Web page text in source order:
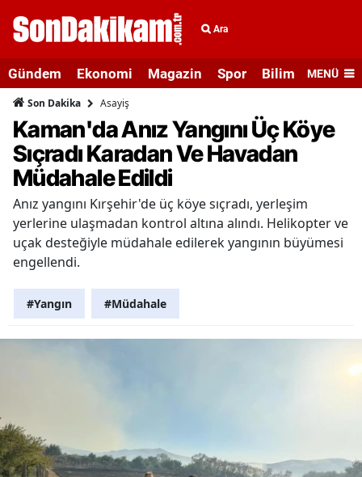
Ara
Gündem Ekonomi Magazin Spor Bilim veMENÜ
Son Dakika Asayiş
Kaman'da Anız Yangını Üç Köye
Sıçradı Karadan Ve Havadan
Müdahale Edildi
Anız yangını Kırşehir'de üç köye sıçradı, yerleşim
yerlerine ulaşmadan kontrol altına alındı. Helikopter ve
uçak desteğiyle müdahale edilerek yangının büyümesi
engellendi.
#Yangın #Müdahale